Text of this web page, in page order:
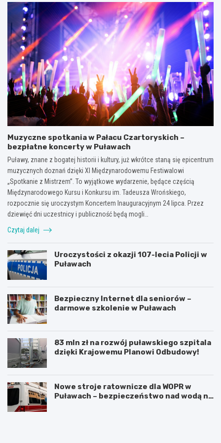
Muzyczne spotkania w Pałacu Czartoryskich –
bezpłatne koncerty w Puławach
Puławy, znane z bogatej historii i kultury, już wkrótce staną się epicentrum
muzycznych doznań dzięki XI Międzynarodowemu Festiwalowi
„Spotkanie z Mistrzem”. To wyjątkowe wydarzenie, będące częścią
Międzynarodowego Kursu i Konkursu im. Tadeusza Wrońskiego,
rozpocznie się uroczystym Koncertem Inauguracyjnym 24 lipca. Przez
dziewięć dni uczestnicy i publiczność będą mogli…
Czytaj dalej
Uroczystości z okazji 107-lecia Policji w
Puławach
Bezpieczny Internet dla seniorów –
darmowe szkolenie w Puławach
83 mln zł na rozwój puławskiego szpitala
dzięki Krajowemu Planowi Odbudowy!
Nowe stroje ratownicze dla WOPR w
Puławach – bezpieczeństwo nad wodą na
O
J